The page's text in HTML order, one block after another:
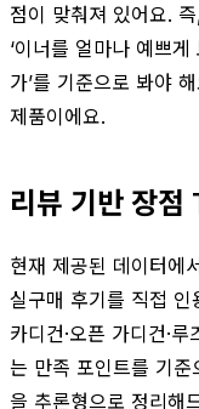
점이 맞춰져 있어요.
‘이너를 얼마나 예쁘게
가’를 기준으로 봐야
제품이에요.
리뷰 기반 장점
현재 제공된 데이터에
실구매 후기를 직접
카디건·오픈 가디건·
는 만족 포인트를 기
을 추론형으로 정리해